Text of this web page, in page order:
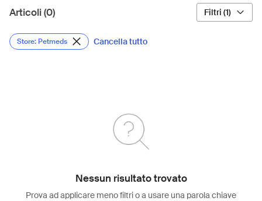
Articoli (0) Filtri (1)
Store: Petmeds Cancella tutto
Nessun risultato trovato
Prova ad applicare meno filtri o a usare una parola chiave